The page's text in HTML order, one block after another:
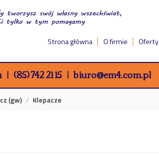
Strona główna O firmie Oferty
(85) 742 21 15 biuro@em4.com.pl
(gw) Klepacze